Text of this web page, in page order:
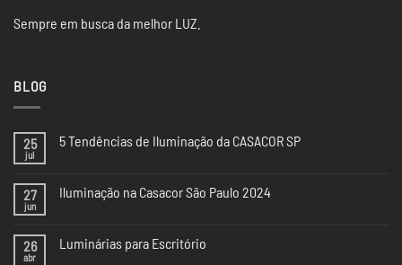
Sempre em busca da melhor LUZ.
BLOG
25
jul
5 Tendências de Iluminação da CASACOR SP
da
CASACOR
27
jun
Iluminação na Casacor São Paulo 2024
Iluminação
26
abr
Luminárias para Escritório